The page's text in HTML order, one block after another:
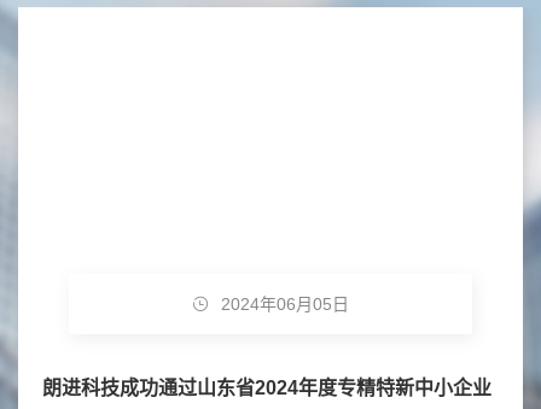
2024年06月05日
朗进科技成功通过山东省2024年度专精特新中小企业